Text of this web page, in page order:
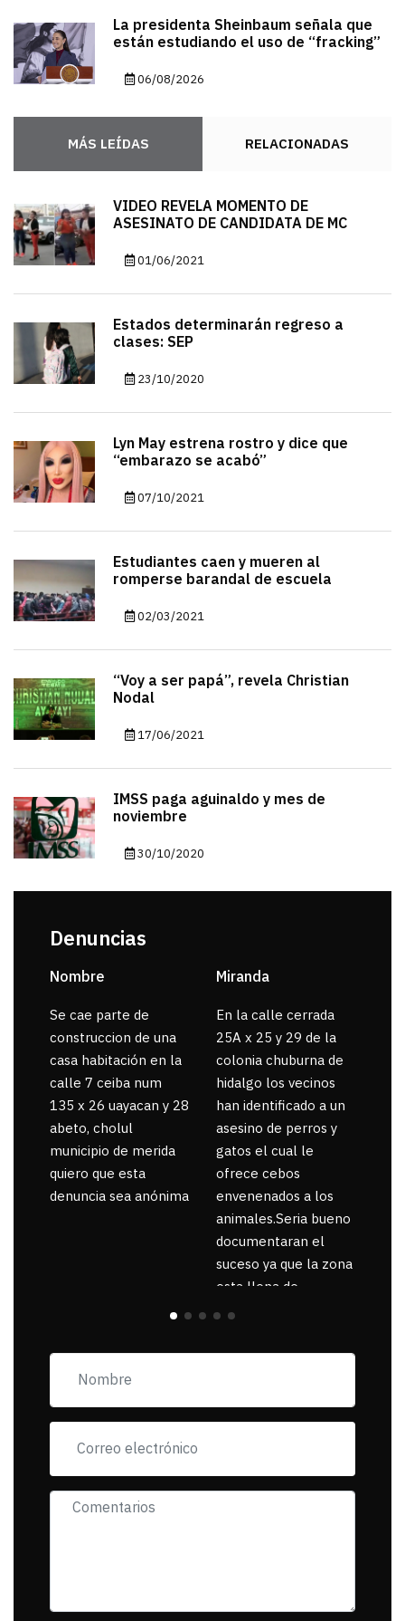
La presidenta Sheinbaum señala que
están estudiando el uso de “fracking”
06/08/2026
MÁS LEÍDAS RELACIONADAS
VIDEO REVELA MOMENTO DE
ASESINATO DE CANDIDATA DE MC
01/06/2021
Estados determinarán regreso a
clases: SEP
23/10/2020
Lyn May estrena rostro y dice que
“embarazo se acabó”
07/10/2021
Estudiantes caen y mueren al
romperse barandal de escuela
02/03/2021
“Voy a ser papá”, revela Christian
Nodal
17/06/2021
IMSS paga aguinaldo y mes de
noviembre
30/10/2020
Denuncias
Nombre
Se cae parte de
construccion de una
casa habitación en la
calle 7 ceiba num
135 x 26 uayacan y 28
abeto, cholul
municipio de merida
quiero que esta
denuncia sea anónima
Miranda
En la calle cerrada
25A x 25 y 29 de la
colonia chuburna de
hidalgo los vecinos
han identificado a un
asesino de perros y
gatos el cual le
ofrece cebos
envenenados a los
animales.Seria bueno
documentaran el
suceso ya que la zona
esta llena de
pancartas de
exigiendo al asesino
muerta.